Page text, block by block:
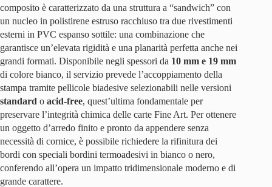
composito è caratterizzato da una struttura a “sandwich” con
un nucleo in polistirene estruso racchiuso tra due rivestimenti
esterni in PVC espanso sottile: una combinazione che
garantisce un’elevata rigidità e una planarità perfetta anche nei
grandi formati. Disponibile negli spessori da 10 mm e 19 mm
di colore bianco, il servizio prevede l’accoppiamento della
stampa tramite pellicole biadesive selezionabili nelle versioni
standard o acid-free, quest’ultima fondamentale per
preservare l’integrità chimica delle carte Fine Art. Per ottenere
un oggetto d’arredo finito e pronto da appendere senza
necessità di cornice, è possibile richiedere la rifinitura dei
bordi con speciali bordini termoadesivi in bianco o nero,
conferendo all’opera un impatto tridimensionale moderno e di
grande carattere.